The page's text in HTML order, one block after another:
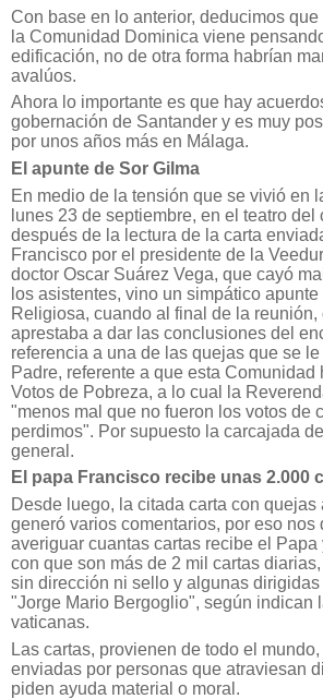
Con base en lo anterior, deducimos
la Comunidad Dominica viene
edificación, no de otra forma habrían
avalúos.
Ahora lo importante es que hay
gobernación de Santander y es muy
por unos años más en Málaga.
El apunte de Sor Gilma
En medio de la tensión que se vivió en
lunes 23 de septiembre, en el teatro del
después de la lectura de la carta
Francisco por el presidente de la
doctor Oscar Suárez Vega, que cayó
los asistentes, vino un simpático
Religiosa, cuando al final de la reunión,
aprestaba a dar las conclusiones del
referencia a una de las quejas que se
Padre, referente a que esta
Votos de Pobreza, a lo cual la
"menos mal que no fueron los votos de
perdimos". Por supuesto la carcajada
general.
El papa Francisco recibe unas 2.000
Desde luego, la citada carta con quejas
generó varios comentarios, por eso nos
averiguar cuantas cartas recibe el
con que son más de 2 mil cartas
sin dirección ni sello y algunas
"Jorge Mario Bergoglio", según indican
vaticanas.
Las cartas, provienen de todo el
enviadas por personas que atraviesan
piden ayuda material o moral.